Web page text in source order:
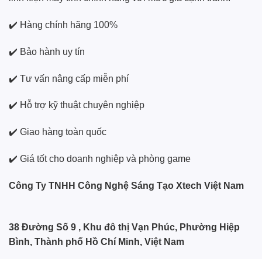
✔️ Hàng chính hãng 100%
✔️ Bảo hành uy tín
✔️ Tư vấn nâng cấp miễn phí
✔️ Hỗ trợ kỹ thuật chuyên nghiệp
✔️ Giao hàng toàn quốc
✔️ Giá tốt cho doanh nghiệp và phòng game
Công Ty TNHH Công Nghệ Sáng Tạo Xtech Việt Nam
38 Đường Số 9 , Khu đô thị Vạn Phúc, Phường Hiệp
Bình, Thành phố Hồ Chí Minh, Việt Nam